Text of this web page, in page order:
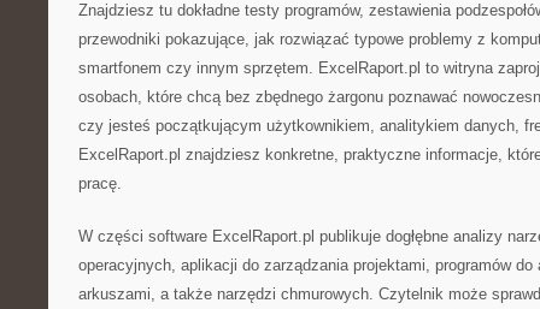
Znajdziesz tu dokładne testy programów, zestawienia
przewodniki pokazujące, jak rozwiązać typowe problemy z
smartfonem czy innym sprzętem. ExcelRaport.pl to witryna
osobach, które chcą bez zbędnego żargonu poznawać
czy jesteś początkującym użytkownikiem, analitykiem danych,
ExcelRaport.pl znajdziesz konkretne, praktyczne informacje,
pracę.
W części software ExcelRaport.pl publikuje dogłębne analizy
operacyjnych, aplikacji do zarządzania projektami, programów
arkuszami, a także narzędzi chmurowych. Czytelnik może